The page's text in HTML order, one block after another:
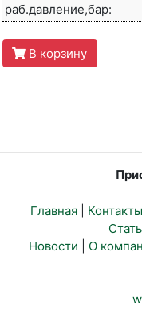
раб.давление,бар:
В корзину
Главная Контакты
Новости
О